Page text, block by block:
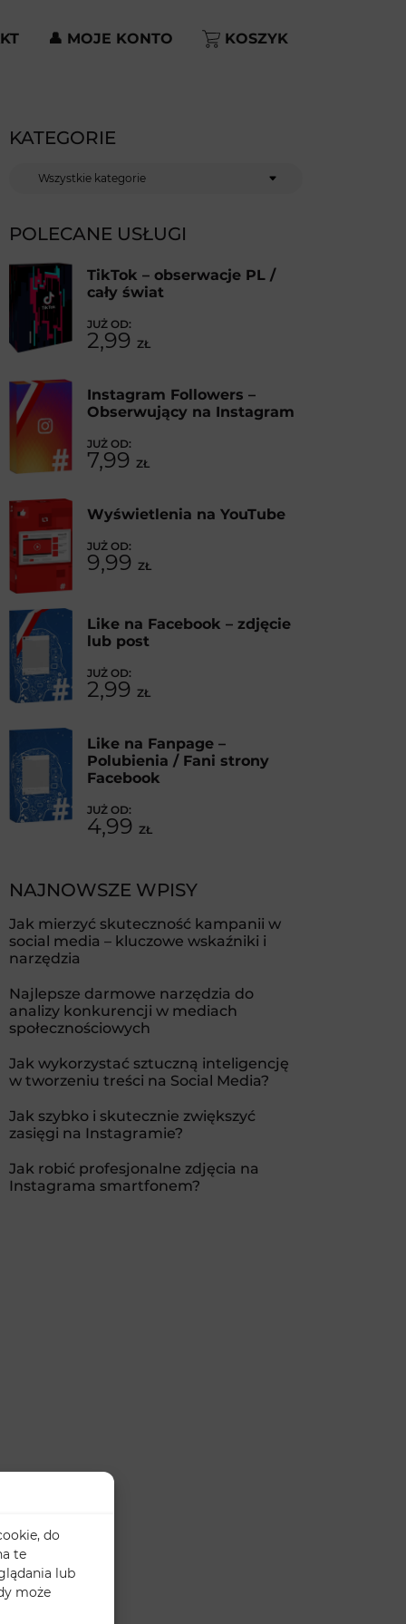
do
te
lub
może
👤 MOJE KONTO KOSZYK
KATEGORIE
Kategorie
POLECANE USŁUGI
TikTok – obserwacje PL /
cały świat
2,99 ZŁ
Instagram Followers –
Obserwujący na Instagram
7,99 ZŁ
Wyświetlenia na YouTube
9,99 ZŁ
Like na Facebook – zdjęcie
lub post
2,99 ZŁ
Like na Fanpage –
Polubienia / Fani strony
Facebook
4,99 ZŁ
NAJNOWSZE WPISY
Jak mierzyć skuteczność kampanii w
social media – kluczowe wskaźniki i
narzędzia
Najlepsze darmowe narzędzia do
analizy konkurencji w mediach
społecznościowych
Jak wykorzystać sztuczną inteligencję
w tworzeniu treści na Social Media?
Jak szybko i skutecznie zwiększyć
zasięgi na Instagramie?
Jak robić profesjonalne zdjęcia na
Instagrama smartfonem?